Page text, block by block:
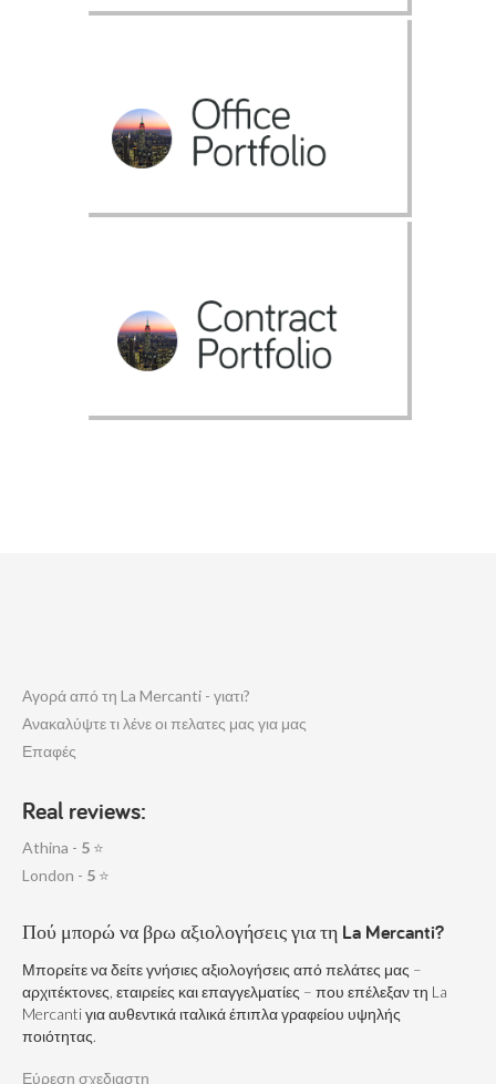
Αγορά από τη La Mercanti - γιατι?
Ανακαλύψτε τι λένε οι πελατες μας για μας
Επαφές
Real reviews:
Athina - 5 ⭐
London - 5 ⭐
Πού μπορώ να βρω αξιολογήσεις για τη La Mercanti?
Μπορείτε να δείτε γνήσιες αξιολογήσεις από πελάτες μας –
αρχιτέκτονες, εταιρείες και επαγγελματίες – που επέλεξαν τη La
Mercanti για αυθεντικά ιταλικά έπιπλα γραφείου υψηλής
ποιότητας.
Εύρεση σχεδιαστη